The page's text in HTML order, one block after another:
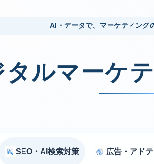
AI・データで、マーケティング
タルマーケ
SEO・AI検索対策 広告・アドテ